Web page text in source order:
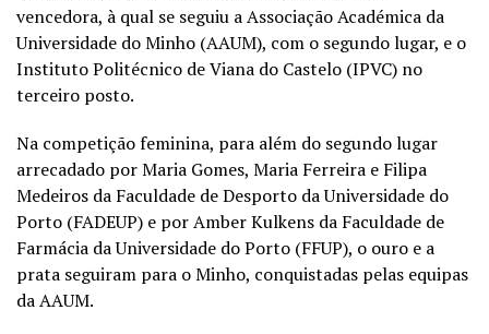
vencedora, à qual se seguiu a Associação Académica da
Universidade do Minho (AAUM), com o segundo lugar, e o
Instituto Politécnico de Viana do Castelo (IPVC) no
terceiro posto.
Na competição feminina, para além do segundo lugar
arrecadado por Maria Gomes, Maria Ferreira e Filipa
Medeiros da Faculdade de Desporto da Universidade do
Porto (FADEUP) e por Amber Kulkens da Faculdade de
Farmácia da Universidade do Porto (FFUP), o ouro e a
prata seguiram para o Minho, conquistadas pelas equipas
da AAUM.